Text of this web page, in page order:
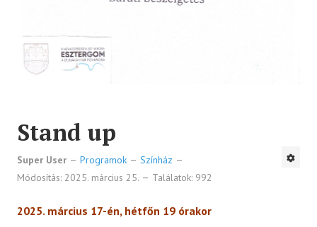
Stand up
Super User Programok
Színház
Módosítás: 2025. március 25.
Találatok: 992
2025. március 17-én, hétfőn 19 órakor